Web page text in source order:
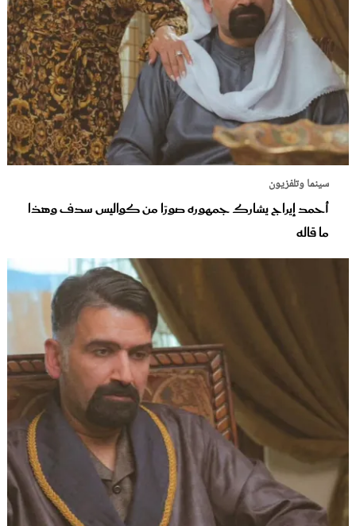
سينما وتلفزيون
أحمد إيراج يشارك جمهوره صورًا من كواليس سدف وهذا
ما قاله